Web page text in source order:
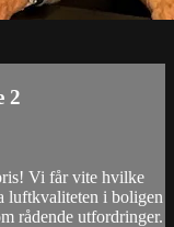
2
Vi får vite hvilke
luftkvaliteten i boligen
rådende utfordringer.